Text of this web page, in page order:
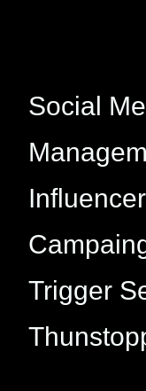
Social
Influencer
Trigger